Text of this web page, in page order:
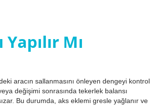
Mı
aracın sallanmasını önleyen dengeyi kontrol
değişimi sonrasında tekerlek balansı
Bu durumda, aks eklemi gresle yağlanır ve